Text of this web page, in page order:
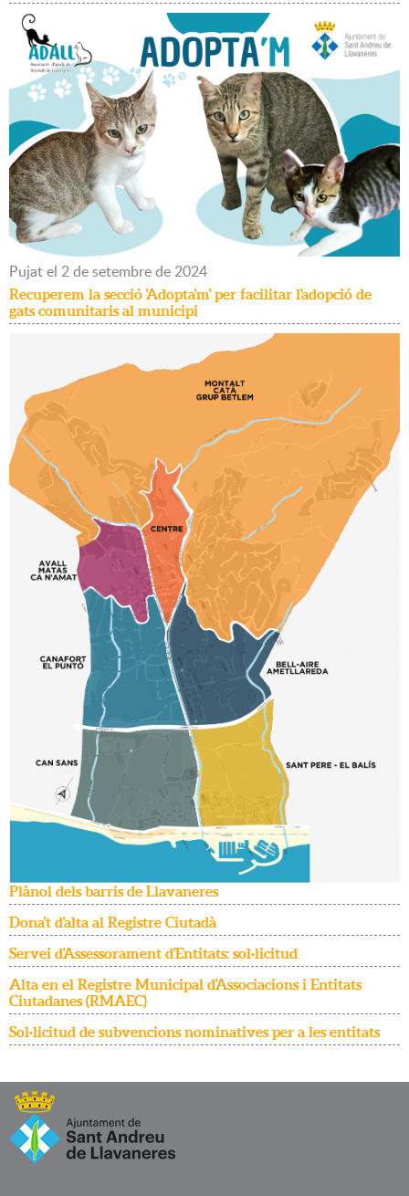
Pujatel 2desetembrede 2024
Recuperem la secció 'Adopta'm' per facilitar l'adopció de
gats comunitaris al municipi
Plànol dels barris de Llavaneres
Dona't d'alta al Registre Ciutadà
Servei d'Assessorament d'Entitats: sol·licitud
Alta en el Registre Municipal d'Associacions i Entitats
Ciutadanes (RMAEC)
Sol·licitud de subvencions nominatives per a les entitats